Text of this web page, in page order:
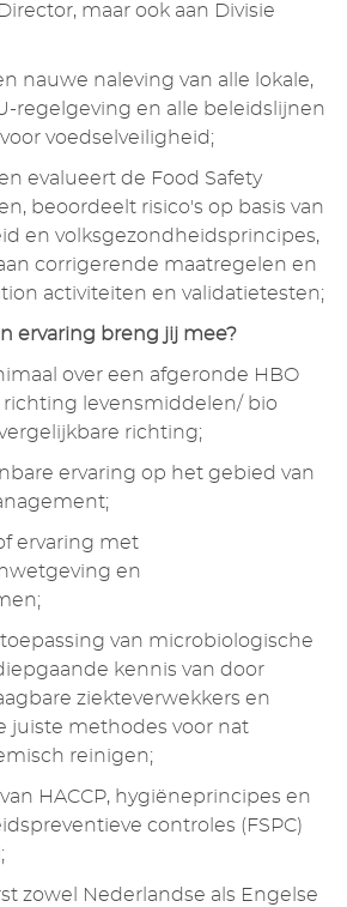
maar ook aan Divisie
nauwe naleving van alle lokale,
regelgeving en alle beleidslijnen
voedselveiligheid;
evalueert de Food Safety
beoordeelt risico's op basis van
en volksgezondheidsprincipes,
corrigerende maatregelen en
activiteiten en validatietesten;
ervaring breng jij mee?
over een afgeronde HBO
levensmiddelen/ bio
richting;
ervaring op het gebied van
ervaring met
en
van microbiologische
kennis van door
ziekteverwekkers en
juiste methodes voor nat
reinigen;
HACCP, hygiëneprincipes en
controles (FSPC)
zowel Nederlandse als Engelse